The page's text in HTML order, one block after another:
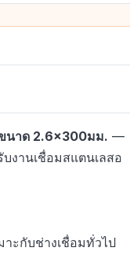
ขนาด 2.6×300มม. —
งานเชื่อมสแตนเลสอ
ะกับช่างเชื่อมทั่วไป